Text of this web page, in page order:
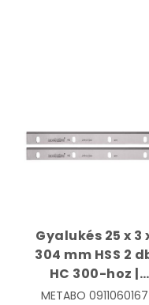
Gyalukés 25 x 3
304 mm HSS 2
HC 300-hoz |
METABO
METABO 0911060167